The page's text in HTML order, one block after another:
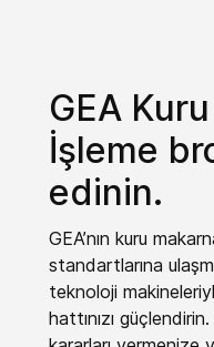
GEA
İşleme
edinin.
GEA’nın kuru
standartlarına
teknoloji
hattınızı